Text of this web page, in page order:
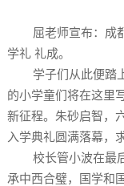
屈老师宣布：成都
学礼 礼成。
学子们从此便踏上
的小学童们将在这里
新征程。 朱砂启智，
入学典礼圆满落幕，
校长管小波在最后
承中西合璧，国学和